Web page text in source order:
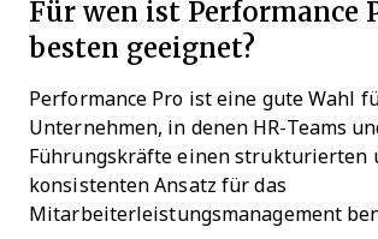
Für wen ist Performance
besten geeignet?
Performance Pro ist eine gute Wahl
Unternehmen, in denen HR-Teams
Führungskräfte einen strukturierten
konsistenten Ansatz für das
Mitarbeiterleistungsmanagement